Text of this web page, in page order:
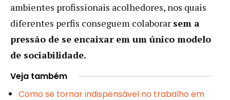
ambientes profissionais acolhedores, nos quais
diferentes perfis conseguem colaborar sem a
pressão de se encaixar em um único modelo
de sociabilidade.
Veja também
Como se tornar indispensável no trabalho em